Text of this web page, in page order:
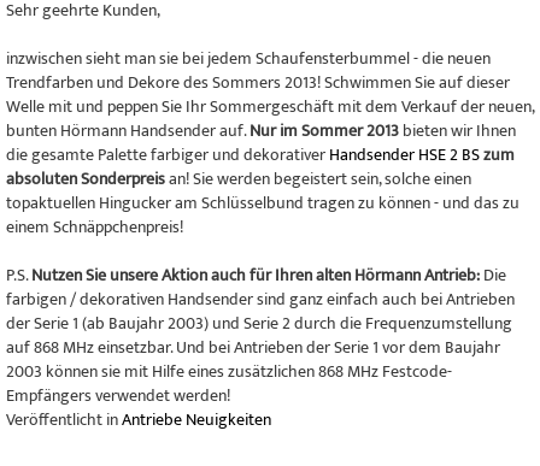
Sehr geehrte Kunden,
inzwischen sieht man sie bei jedem Schaufensterbummel - die neuen
Trendfarben und Dekore des Sommers 2013! Schwimmen Sie auf dieser
Welle mit und peppen Sie Ihr Sommergeschäft mit dem Verkauf der neuen,
bunten Hörmann Handsender auf.Nur im Sommer 2013bieten wir Ihnen
die gesamte Palette farbiger und dekorativerHandsender HSE 2 BSzum
absoluten Sonderpreisan! Sie werden begeistert sein, solche einen
topaktuellen Hingucker am Schlüsselbund tragen zu können - und das zu
einem Schnäppchenpreis!
P.S.Nutzen Sie unsere Aktion auch für Ihren alten Hörmann Antrieb:Die
farbigen / dekorativen Handsender sind ganz einfach auch bei Antrieben
der Serie 1 (ab Baujahr 2003) und Serie 2 durch die Frequenzumstellung
auf 868 MHz einsetzbar. Und bei Antrieben der Serie 1 vor dem Baujahr
2003 können sie mit Hilfe eines zusätzlichen 868 MHz Festcode-
Empfängers verwendet werden!
Veröffentlicht inAntriebe Neuigkeiten